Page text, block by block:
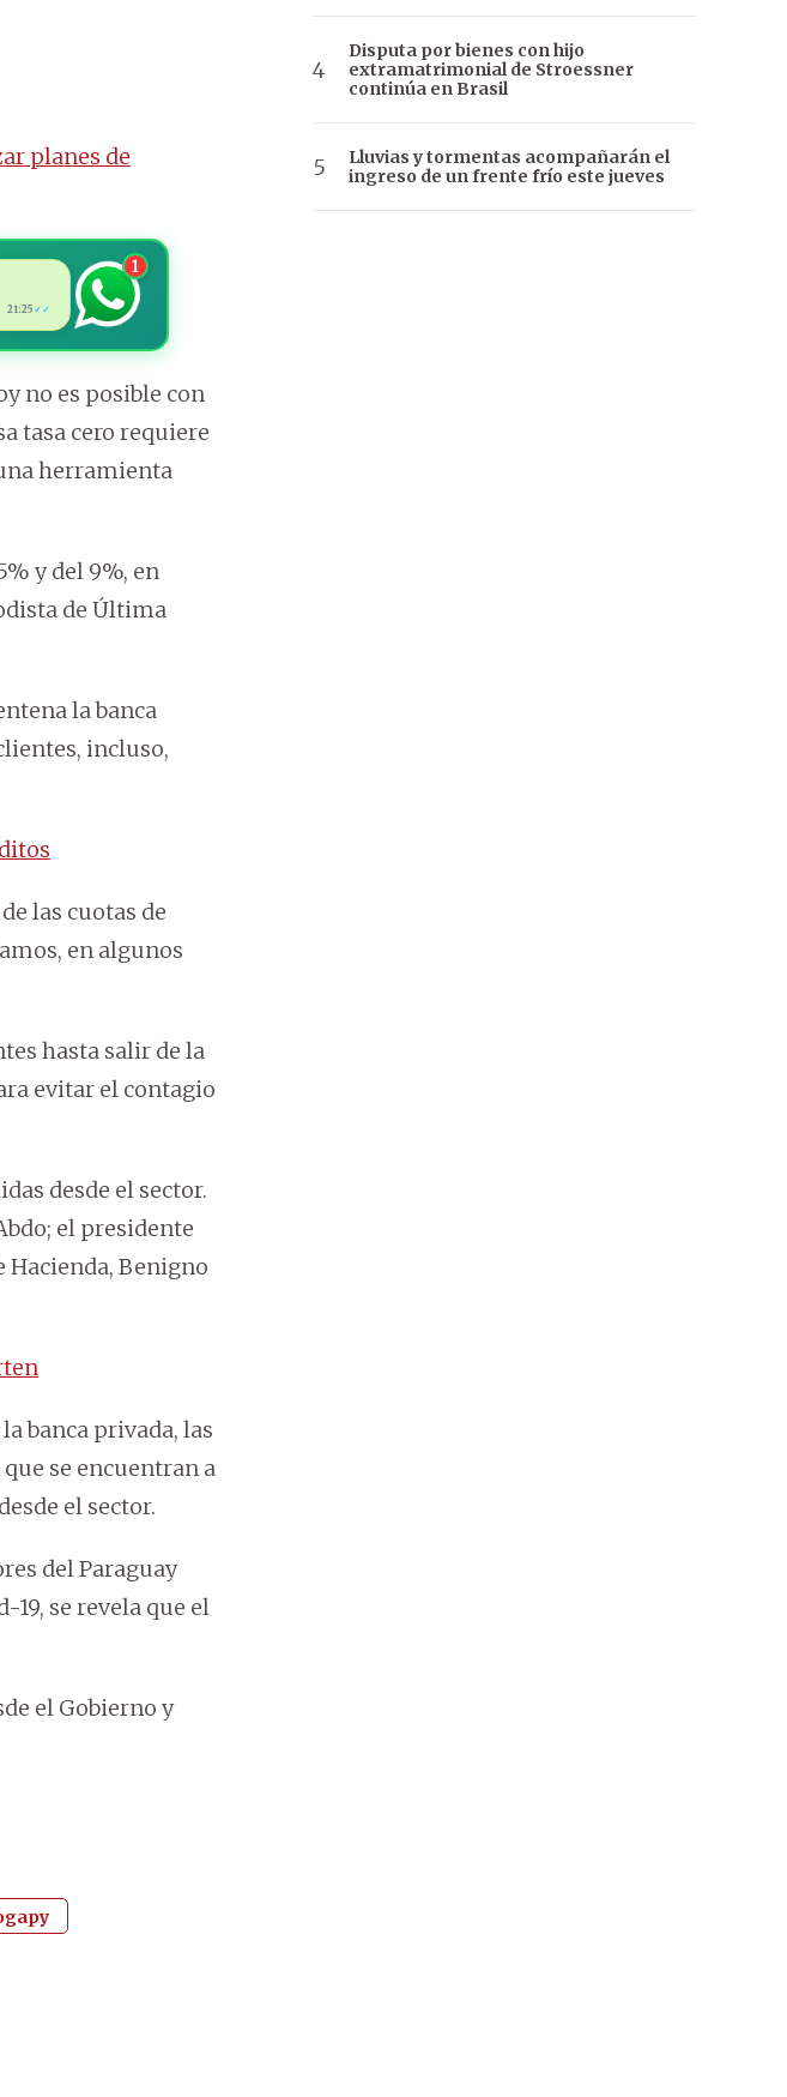
planes de
21:25 ✓✓
1
no es posible con
tasa cero requiere
herramienta
y del 9%, en
de Última
la banca
incluso,
las cuotas de
en algunos
hasta salir de la
evitar el contagio
desde el sector.
el presidente
Hacienda, Benigno
banca privada, las
se encuentran a
el sector.
del Paraguay
19, se revela que el
el Gobierno y
Disputa por bienes con hijo
extramatrimonial de Stroessner
continúa en Brasil
Lluvias y tormentas acompañarán el
ingreso de un frente frío este jueves